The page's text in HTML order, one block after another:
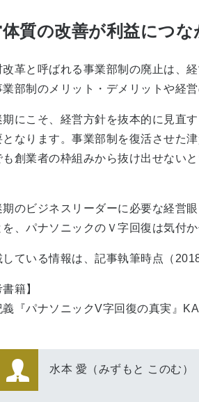
質の改善が利益につな
革と呼ばれる事業部制の廃止は、
業部制のメリット・デメリットや経
にこそ、経営方針を抜本的に見直
となります。事業部制を復活させた
も創業者の枠組みから抜け出せない
のビジネスリーダーに必要な経営
を、パナソニックのＶ字回復は気付か
ている情報は、記事執筆時点（
書籍】
義『パナソニックV字回復の真実』
水本 愛（みずもと このむ）